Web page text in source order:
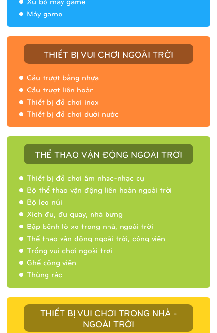
Máy game
THIẾT BỊ VUI CHƠI NGOÀI TRỜI
Cầu trượt bằng nhựa
Cầu trượt liên hoàn
Thiết bị đồ chơi inox
Thiết bị đồ chơi dưới nước
THỂ THAO VẬN ĐỘNG NGOÀI TRỜI
Thiết bị đồ chơi âm nhạc-nhạc cụ
Bộ thể thao vận động liên hoàn ngoài trời
Bộ leo núi
Xích đu, đu quay, nhà bưng
Bập bênh lò xo trong nhà, ngoài trời
Thể thao vận động ngoài trời, công viên
Trống vui chơi ngoài trời
Ghế công viên
Thùng rác
THIẾT BỊ VUI CHƠI TRONG NHÀ -
NGOÀI TRỜI